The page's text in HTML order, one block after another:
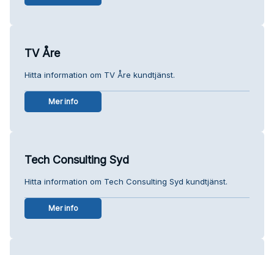
TV Åre
Hitta information om TV Åre kundtjänst.
Mer info
Tech Consulting Syd
Hitta information om Tech Consulting Syd kundtjänst.
Mer info